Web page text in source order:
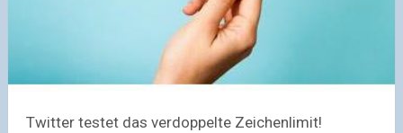
Twitter testet das verdoppelte Zeichenlimit!